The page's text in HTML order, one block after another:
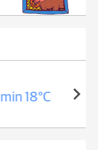
min 18°C